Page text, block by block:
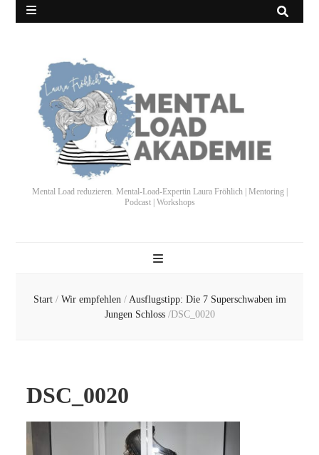
Mental Load reduzieren. Mental-Load-Expertin Laura Fröhlich | Mentoring |
Podcast | Workshops
Start / Wir empfehlen / Ausflugstipp: Die 7 Superschwaben im
Jungen Schloss /DSC_0020
DSC_0020